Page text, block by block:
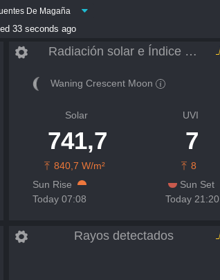
De Magaña
33 seconds ago
Radiación solar e Índice UV
Waning Crescent Moon
Solar
741,7
840,7 W/m²
UVI
7
8
Sun Rise
Today 07:08
Sun Set
Today 21:20
Rayos detectados